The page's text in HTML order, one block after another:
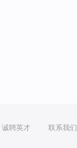
诚聘英才 联系我们